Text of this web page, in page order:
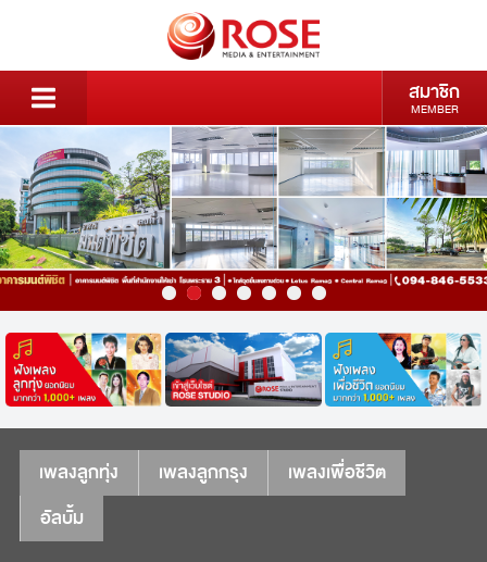
สมาชิก
MEMBER
เพลงลูกทุ่ง เพลงลูกกรุง
เพลงเพื่อชีวิต
อัลบั้ม